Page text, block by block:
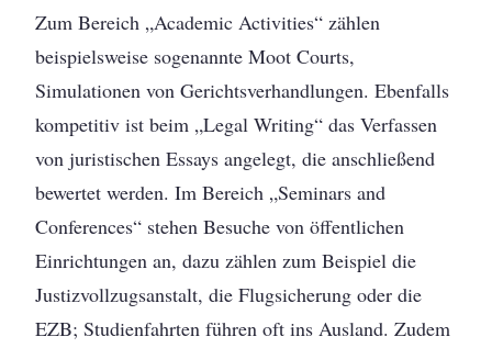
Zum Bereich „Academic Activities“ zählen
beispielsweise sogenannte Moot Courts,
Simulationen von Gerichtsverhandlungen. Ebenfalls
kompetitiv ist beim „Legal Writing“ das Verfassen
von juristischen Essays angelegt, die anschließend
bewertet werden. Im Bereich „Seminars and
Conferences“ stehen Besuche von öffentlichen
Einrichtungen an, dazu zählen zum Beispiel die
Justizvollzugsanstalt, die Flugsicherung oder die
EZB; Studienfahrten führen oft ins Ausland. Zudem